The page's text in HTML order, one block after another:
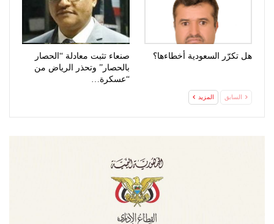
هل تكرّر السعودية أخطاءها؟
صنعاء تثبت معادلة “الحصار
بالحصار” وتحذر الرياض من
“عسكرة…
السابق المزيد